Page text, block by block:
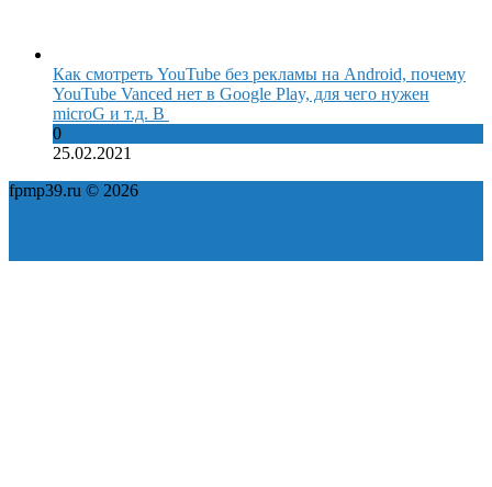
Как смотреть YouTube без рекламы на Android, почему
YouTube Vanced нет в Google Play, для чего нужен
microG и т.д. В
0
25.02.2021
fpmp39.ru © 2026